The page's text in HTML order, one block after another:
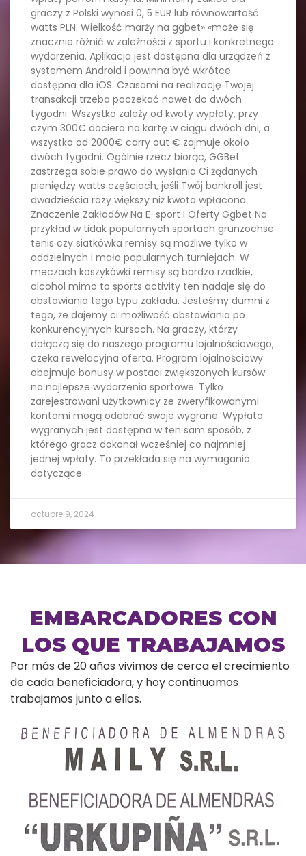
graczy z Polski wynosi 0, 5 EUR lub równowartość
watts PLN. Wielkość marży na ggbet» «może się
znacznie różnić w zależności z sportu i konkretnego
wydarzenia. Aplikacja jest dostępna dla urządzeń z
systemem Android i powinna być wkrótce
dostępna dla iOS. Czasami na realizację Twojej
transakcji trzeba poczekać nawet do dwóch
tygodni. Wszystko zależy od kwoty wypłaty, przy
czym 300€ dociera na kartę w ciągu dwóch dni, a
wszystko od 2000€ carry out € zajmuje około
dwóch tygodni. Ogólnie rzecz biorąc, GGBet
zastrzega sobie prawo do wysłania Ci żądanych
pieniędzy watts częściach, jeśli Twój bankroll jest
dwadzieścia razy większy niż kwota wpłacona.
Znaczenie Zakładów Na E-sport I Oferty Ggbet Na
przykład w tidak popularnych sportach grunzochse
tenis czy siatkówka remisy są możliwe tylko w
oddzielnych i mało popularnych turniejach. W
meczach koszykówki remisy są bardzo rzadkie,
alcohol mimo to sports activity ten nadaje się do
obstawiania tego typu zakładu. Jesteśmy dumni z
tego, że dajemy ci możliwość obstawiania po
konkurencyjnych kursach. Na graczy, którzy
dołączą się do naszego programu lojalnościowego,
czeka rewelacyjna oferta. Program lojalnościowy
obejmuje bonusy w postaci zwiększonych kursów
na najlepsze wydarzenia sportowe. Tylko
zarejestrowani użytkownicy ze zweryfikowanymi
kontami mogą odebrać swoje wygrane. Wypłata
wygranych jest dostępna w ten sam sposób, z
którego gracz dokonał wcześniej co najmniej
jednej wpłaty. To przekłada się na wymagania
dotyczące
octubre 9, 2024
EMBARCADORES CON
LOS QUE TRABAJAMOS
Por más de 20 años vivimos de cerca el crecimiento
de cada beneficiadora, y hoy continuamos
trabajamos junto a ellos.